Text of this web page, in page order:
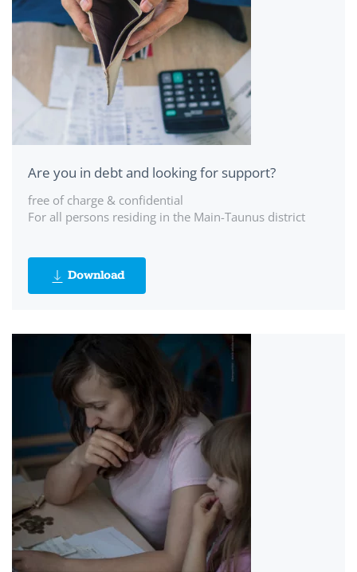
Are you in debt and looking for support?
free of charge & confidential
For all persons residing in the Main-Taunus district
Download